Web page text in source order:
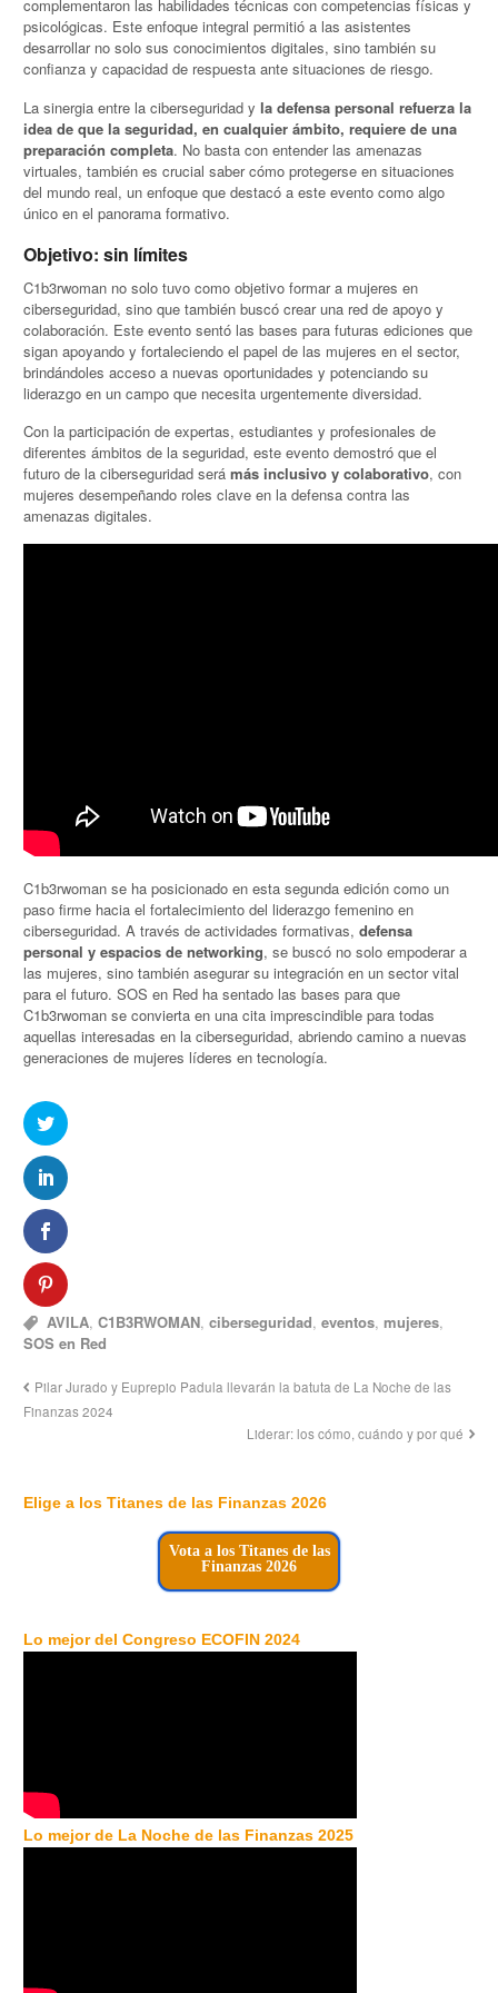
complementaron las habilidades técnicas con competencias físicas y
psicológicas. Este enfoque integral permitió a las asistentes
desarrollar no solo sus conocimientos digitales, sino también su
confianza y capacidad de respuesta ante situaciones de riesgo.
La sinergia entre la ciberseguridad yla defensa personal refuerza la
idea de que la seguridad, en cualquier ámbito, requiere de una
preparación completa. No basta con entender las amenazas
virtuales, también es crucial saber cómo protegerse en situaciones
del mundo real, un enfoque que destacó a este evento como algo
único en el panorama formativo.
Objetivo: sin límites
C1b3rwoman no solo tuvo como objetivo formar a mujeres en
ciberseguridad, sino que también buscó crear una red de apoyo y
colaboración. Este evento sentó las bases para futuras ediciones que
sigan apoyando y fortaleciendo el papel de las mujeres en el sector,
brindándoles acceso a nuevas oportunidades y potenciando su
liderazgo en un campo que necesita urgentemente diversidad.
Con la participación de expertas, estudiantes y profesionales de
diferentes ámbitos de la seguridad, este evento demostró que el
futuro de la ciberseguridad serámás inclusivo y colaborativo, con
mujeres desempeñando roles clave en la defensa contra las
amenazas digitales.
C1b3rwoman se ha posicionado en esta segunda edición como un
paso firme hacia el fortalecimiento del liderazgo femenino en
ciberseguridad. A través de actividades formativas,defensa
personal y espacios de networking, se buscó no solo empoderar a
las mujeres, sino también asegurar su integración en un sector vital
para el futuro. SOS en Red ha sentado las bases para que
C1b3rwoman se convierta en una cita imprescindible para todas
aquellas interesadas en la ciberseguridad, abriendo camino a nuevas
generaciones de mujeres líderes en tecnología.
AVILA,C1B3RWOMAN,ciberseguridad,eventos,mujeres,
SOS en Red
Pilar Jurado y Euprepio Padula llevarán la batuta de La Noche de las
Finanzas 2024
Liderar: los cómo, cuándo y por qué
Elige a los Titanes de las Finanzas 2026
Vota a los Titanes de las
Finanzas 2026
Lo mejor del Congreso ECOFIN 2024
Lo mejor de La Noche de las Finanzas 2025